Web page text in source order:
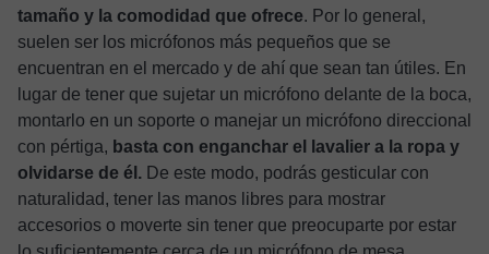
tamaño y la comodidad que ofrece. Por lo general,
suelen ser los micrófonos más pequeños que se
encuentran en el mercado y de ahí que sean tan útiles. En
lugar de tener que sujetar un micrófono delante de la boca,
montarlo en un soporte o manejar un micrófono direccional
con pértiga, basta con enganchar el lavalier a la ropa y
olvidarse de él. De este modo, podrás gesticular con
naturalidad, tener las manos libres para mostrar
accesorios o moverte sin tener que preocuparte por estar